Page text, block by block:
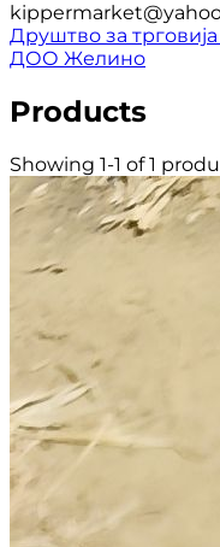
Друштво за
ДОО Желино
Products
Showing 1-1 of 1